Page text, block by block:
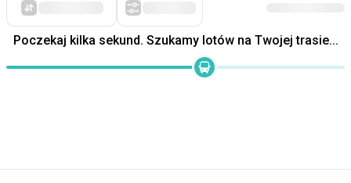
Poczekaj kilka sekund. Szukamy lotów na Twojej trasie...